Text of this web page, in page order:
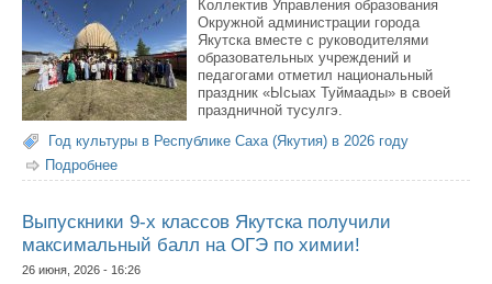
Коллектив Управления образования
Окружной администрации города
Якутска вместе с руководителями
образовательных учреждений и
педагогами отметил национальный
праздник «Ысыах Туймаады» в своей
праздничной тусулгэ.
Год культуры в Республике Саха (Якутия) в 2026 году
Подробнее
Туймаады
Выпускники 9-х классов Якутска получили
максимальный балл на ОГЭ по химии!
26 июня, 2026 - 16:26